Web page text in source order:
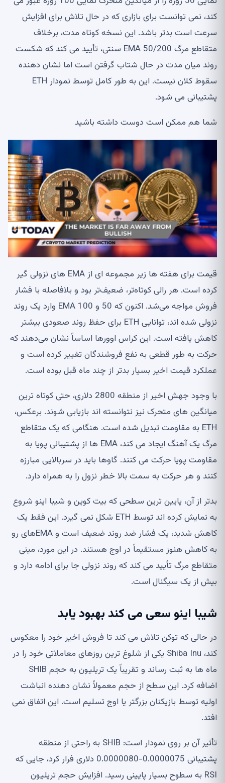
کند، نمی توانست برای بازاری که در حال تلاش برای افزایش
سرعت است بدتر باشد. این نسخه کوتاه مدت، برخلاف
متقاطع مرگ EMA 50/200 سنتی، تأیید می کند که شکست
روند میان مدت در حال شتاب گرفتن است اما نشان دهنده
سقوط کلان نیست. این به طور کامل توسط نمودار ETH
پشتیبانی می شود.
شما هم ممکن است دوست داشته باشید
قیمت برای هفته ها زیر مجموعه ای از EMA های نزولی گیر
کرده است. هر رالی کوتاه‌تر، ضعیف‌تر بود و بلافاصله با فشار
فروش مواجه می‌شد. اکنون که 50 و 100 EMA وارد یک روند
نزولی شده اند، توانایی ETH برای حفظ روند صعودی بیشتر
کاهش یافته است. این کراس اوورها اساساً نشان می‌دهند که
حرکت به طور قطعی به نفع فروشندگان تغییر کرده است و
عملکرد قیمت اخیر بسیار بدتر از چند ماه قبل بوده است.
با وجود جهش اخیر از منطقه 2800 دلاری، حتی کوتاه ترین
میانگین های متحرک نیز نتوانسته اند بازیابی شوند. برعکس،
ETH به مقاومت تبدیل شده است. هنگامی که یک متقاطع
مرگ یک آهنگ ایجاد می کند، EMA ها از پشتیبانی پویا به
مقاومت پویا حرکت می کنند. گاوها باید در سربالایی مبارزه
کنند و هر حرکت به سمت بالا خطر نزول را به همراه دارد.
بدتر از آن، پایین ترین سطحی که بیت کوین و شیبا اینو شروع
به نمایش کرده اند توسط ETH شکل نمی گیرد. این فقط یک
کاهش شدید، یک فشار ضد روند ضعیف است و EMAهای رو
به کاهش هنوز مستقیماً در اوج هستند. در این مورد، مینی
متقاطع مرگ تأیید می کند که روند نزولی جا برای ادامه دارد و
بیش از یک سیگنال است.
شیبا اینو سعی می کند بهبود یابد
در حالی که توکن تلاش می کند تا فروش اخیر خود را معکوس
کند، Shiba Inu یکی از شلوغ ترین روزهای معاملاتی خود را در
ماه ها به ثبت رساند و تقریباً یک تریلیون به حجم SHIB
اضافه کرد. این سطح از حجم معمولاً نشان دهنده انباشت
اولیه توسط بازیکنان بزرگتر یا اوج تسلیم است. این اتفاق نمی
افتد.
تأثیر آن بر روی نمودار است: SHIB به راحتی از منطقه
پشتیبانی 0.0000075-0.0000080 دلاری فرار کرد، جایی که
RSI به سطوح بسیار پایینی رسید. افزایش حجم تریلیون